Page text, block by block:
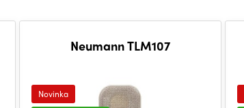
Neumann TLM107
Novinka